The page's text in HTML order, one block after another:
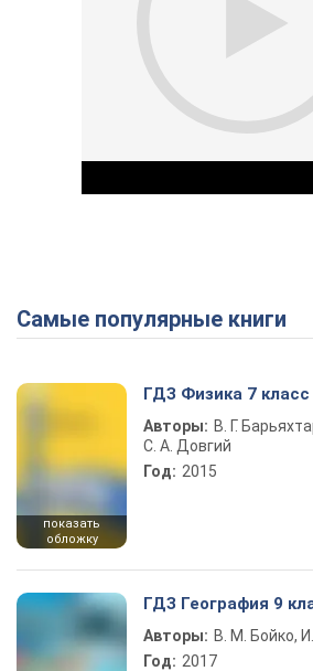
Play
Самые популярные книги
показать
обложку
ГДЗ Физика 7 класс
Авторы: В. Г.
С. А. Довгий
Год: 2015
ГДЗ География 9
Авторы: В. М. Бойко,
Год: 2017